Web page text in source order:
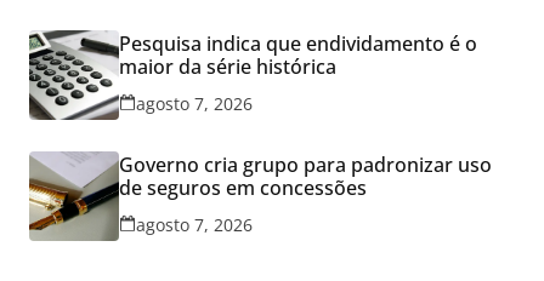
Pesquisa indica que endividamento é o
maior da série histórica
agosto 7, 2026
Governo cria grupo para padronizar uso
de seguros em concessões
agosto 7, 2026